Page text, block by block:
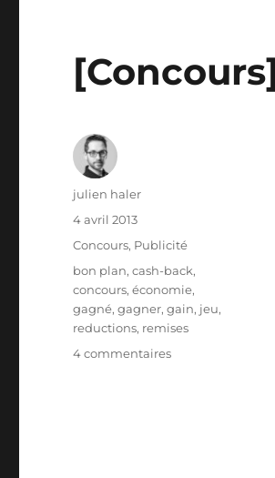
Auteur
julien haler
Publié
4 avril 2013
Catégories
Concours, Publicité
Étiquettes
bon plan,cash-back,
concours,économie,
gagné,gagner,gain, jeu,
reductions, remises
4 commentairessur